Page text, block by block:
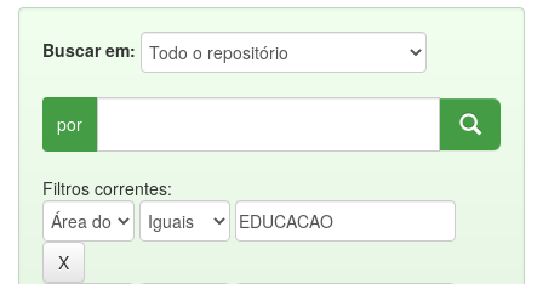
Buscar em:
por
Filtros correntes: